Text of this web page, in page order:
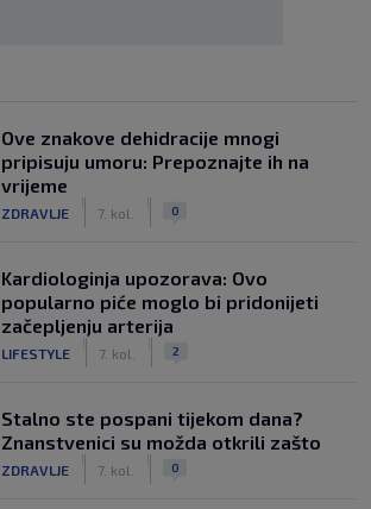
Ove znakove dehidracije mnogi
pripisuju umoru: Prepoznajte ih na
vrijeme
ZDRAVLJE 7. kol. 0
Kardiologinja upozorava: Ovo
popularno piće moglo bi pridonijeti
začepljenju arterija
LIFESTYLE 7. kol. 2
Stalno ste pospani tijekom dana?
Znanstvenici su možda otkrili zašto
ZDRAVLJE 7. kol. 0